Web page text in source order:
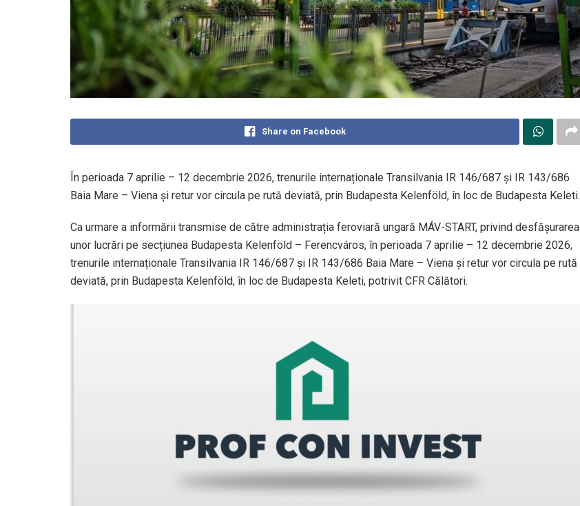
Share on Facebook
În perioada 7 aprilie – 12 decembrie 2026, trenurile internaționale Transilvania IR 146/687 și IR 143/686
Baia Mare – Viena și retur vor circula pe rută deviată, prin Budapesta Kelenföld, în loc de Budapesta Keleti.
Ca urmare a informării transmise de către administrația feroviară ungară MÁV-START, privind desfășurarea
unor lucrări pe secțiunea Budapesta Kelenföld – Ferencváros, în perioada 7 aprilie – 12 decembrie 2026,
trenurile internaționale Transilvania IR 146/687 și IR 143/686 Baia Mare – Viena și retur vor circula pe rută
deviată, prin Budapesta Kelenföld, în loc de Budapesta Keleti, potrivit CFR Călători.